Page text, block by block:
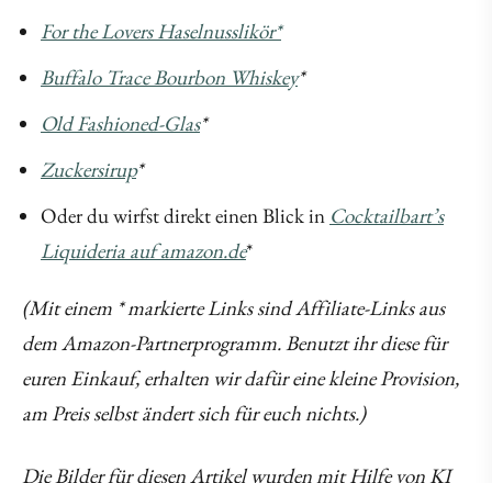
For the Lovers Haselnusslikör*
Buffalo Trace Bourbon Whiskey*
Old Fashioned-Glas*
Zuckersirup*
Oder du wirfst direkt einen Blick in Cocktailbart’s
Liquideria auf amazon.de*
(Mit einem * markierte Links sind Affiliate-Links aus
dem Amazon-Partnerprogramm. Benutzt ihr diese für
euren Einkauf, erhalten wir dafür eine kleine Provision,
am Preis selbst ändert sich für euch nichts.)
Die Bilder für diesen Artikel wurden mit Hilfe von KI